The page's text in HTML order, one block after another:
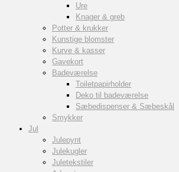
Ure
Knager & greb
Potter & krukker
Kunstige blomster
Kurve & kasser
Gavekort
Badeværelse
Toiletpapirholder
Deko til badeværelse
Sæbedispenser & Sæbeskål
Smykker
Jul
Julepynt
Julekugler
Juletekstiler